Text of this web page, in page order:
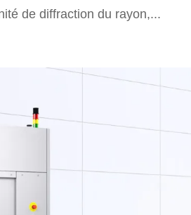
de diffraction du rayon,...